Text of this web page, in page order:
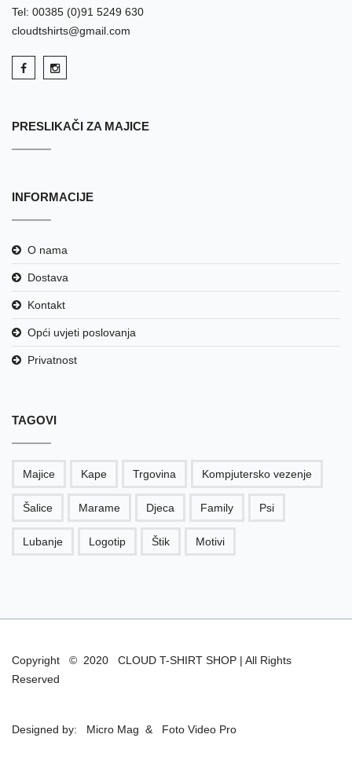
Tel: 00385 (0)91 5249 630
cloudtshirts@gmail.com
PRESLIKAČI ZA MAJICE
INFORMACIJE
O nama
Dostava
Kontakt
Opći uvjeti poslovanja
Privatnost
TAGOVI
Majice Kape Trgovina Kompjutersko vezenje
Šalice Marame Djeca Family Psi
Lubanje Logotip Štik Motivi
Copyright © 2020 CLOUD T-SHIRT SHOP | All Rights
Reserved
Designed by: Micro Mag & Foto Video Pro